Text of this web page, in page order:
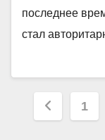
последнее
стал
1